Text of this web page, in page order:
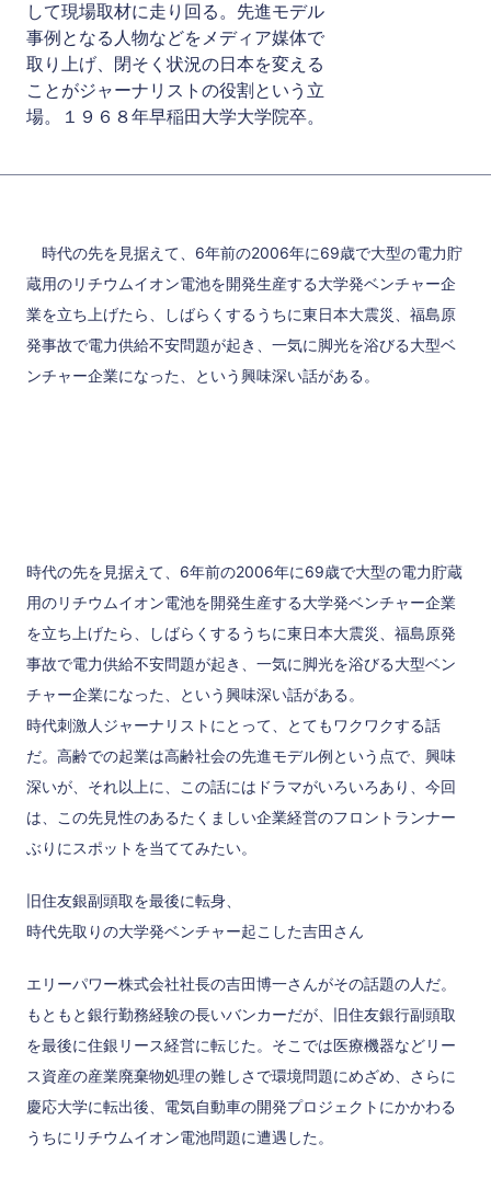
して現場取材に走り回る。先進モデル
事例となる人物などをメディア媒体で
取り上げ、閉そく状況の日本を変える
ことがジャーナリストの役割という立
場。１９６８年早稲田大学大学院卒。
時代の先を見据えて、6年前の2006年に69歳で大型の電力貯
蔵用のリチウムイオン電池を開発生産する大学発ベンチャー企
業を立ち上げたら、しばらくするうちに東日本大震災、福島原
発事故で電力供給不安問題が起き、一気に脚光を浴びる大型ベ
ンチャー企業になった、という興味深い話がある。
時代の先を見据えて、6年前の2006年に69歳で大型の電力貯蔵
用のリチウムイオン電池を開発生産する大学発ベンチャー企業
を立ち上げたら、しばらくするうちに東日本大震災、福島原発
事故で電力供給不安問題が起き、一気に脚光を浴びる大型ベン
チャー企業になった、という興味深い話がある。
時代刺激人ジャーナリストにとって、とてもワクワクする話
だ。高齢での起業は高齢社会の先進モデル例という点で、興味
深いが、それ以上に、この話にはドラマがいろいろあり、今回
は、この先見性のあるたくましい企業経営のフロントランナー
ぶりにスポットを当ててみたい。
旧住友銀副頭取を最後に転身、
時代先取りの大学発ベンチャー起こした吉田さん
エリーパワー株式会社社長の吉田博一さんがその話題の人だ。
もともと銀行勤務経験の長いバンカーだが、旧住友銀行副頭取
を最後に住銀リース経営に転じた。そこでは医療機器などリー
ス資産の産業廃棄物処理の難しさで環境問題にめざめ、さらに
慶応大学に転出後、電気自動車の開発プロジェクトにかかわる
うちにリチウムイオン電池問題に遭遇した。